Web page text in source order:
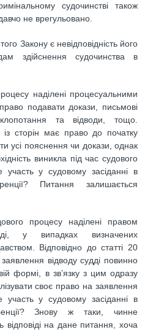
судочинстві також
не врегульовано.
Закону є невідповідність його
здійснення судочинства в
наділені процесуальними
подавати докази, письмові
та відводи, тощо.
сторін має право до початку
усі пояснення чи докази, однак
виникла під час судового
у судовому засіданні в
Питання залишається
процесу наділені правом
у випадках визначених
Відповідно до статті 20
відводу судді повинно
формі, в зв’язку з цим одразу
своє право на заявлення
участь у судовому засіданні в
Знову ж таки, чинне
відповіді на дане питання, хоча